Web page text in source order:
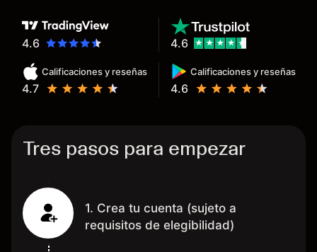
hecho de operar en un mercado
determinado, debido a los
spread y al volumen existente.
Mientras más activo seas, más
dinero te reembolsa. Muchas
4.6
Calificaciones y reseñas
4.7
Calificaciones y reseñas
4.6
4.6
Tres pasos para empezar
1. Crea tu cuenta (sujeto a
requisitos de elegibilidad)